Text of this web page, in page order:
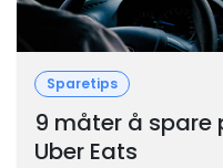
Sparetips
9 måter å spare
Uber Eats